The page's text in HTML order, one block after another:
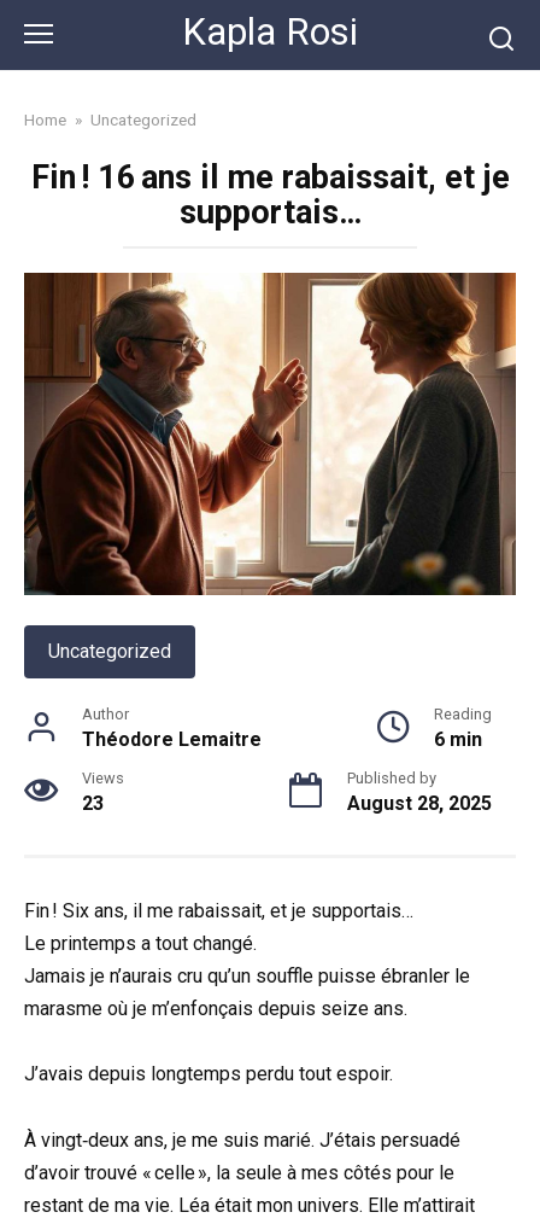
content
Kapla Rosi
Home » Uncategorized
Fin ! 16 ans il me rabaissait, et je
supportais…
Uncategorized
Author
Théodore Lemaitre
Reading
6 min
Views
23
Published by
August 28, 2025
Fin ! Six ans, il me rabaissait, et je supportais…
Le printemps a tout changé.
Jamais je n’aurais cru qu’un souffle puisse ébranler le
marasme où je m’enfonçais depuis seize ans.
J’avais depuis longtemps perdu tout espoir.
À vingt‑deux ans, je me suis marié. J’étais persuadé
d’avoir trouvé « celle », la seule à mes côtés pour le
restant de ma vie. Léa était mon univers. Elle m’attirait